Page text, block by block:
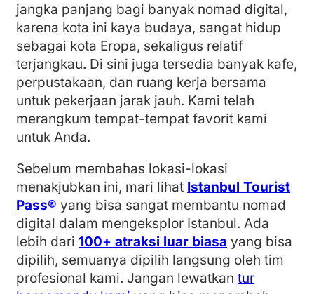
jangka panjang bagi banyak nomad digital,
karena kota ini kaya budaya, sangat hidup
sebagai kota Eropa, sekaligus relatif
terjangkau. Di sini juga tersedia banyak kafe,
perpustakaan, dan ruang kerja bersama
untuk pekerjaan jarak jauh. Kami telah
merangkum tempat-tempat favorit kami
untuk Anda.
Sebelum membahas lokasi-lokasi
menakjubkan ini, mari lihat Istanbul Tourist
Pass® yang bisa sangat membantu nomad
digital dalam mengeksplor Istanbul. Ada
lebih dari 100+ atraksi luar biasa yang bisa
dipilih, semuanya dipilih langsung oleh tim
profesional kami. Jangan lewatkan tur